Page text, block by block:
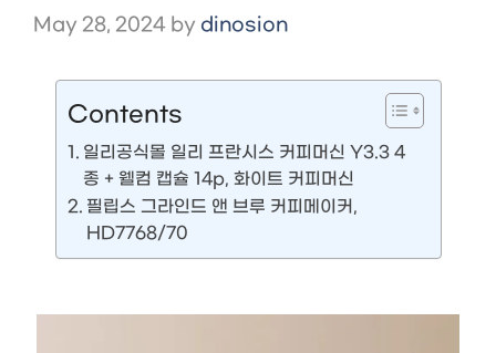
May 28, 2024 by dinosion
Contents
일리공식몰 일리 프란시스 커피머신 Y3.3 4
종 + 웰컴 캡슐 14p, 화이트 커피머신
필립스 그라인드 앤 브루 커피메이커,
HD7768/70